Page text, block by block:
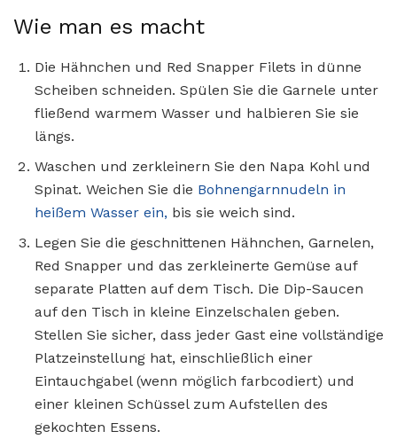
Wie man es macht
Die Hähnchen und Red Snapper Filets in dünne
Scheiben schneiden. Spülen Sie die Garnele unter
fließend warmem Wasser und halbieren Sie sie
längs.
Waschen und zerkleinern Sie den Napa Kohl und
Spinat. Weichen Sie die Bohnengarnnudeln in
heißem Wasser ein, bis sie weich sind.
Legen Sie die geschnittenen Hähnchen, Garnelen,
Red Snapper und das zerkleinerte Gemüse auf
separate Platten auf dem Tisch. Die Dip-Saucen
auf den Tisch in kleine Einzelschalen geben.
Stellen Sie sicher, dass jeder Gast eine vollständige
Platzeinstellung hat, einschließlich einer
Eintauchgabel (wenn möglich farbcodiert) und
einer kleinen Schüssel zum Aufstellen des
gekochten Essens.